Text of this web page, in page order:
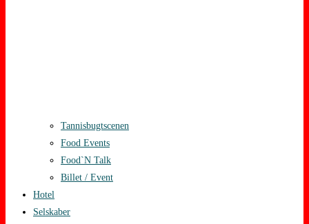
Tannisbugtscenen
Food Events
Food`N Talk
Billet / Event
Hotel
Selskaber